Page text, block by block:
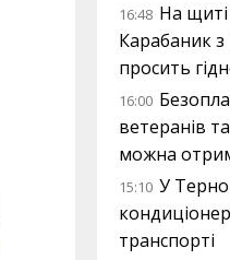
16:48 На щиті
Карабаник
просить
16:00
ветеранів
можна
15:10 У
транспорті